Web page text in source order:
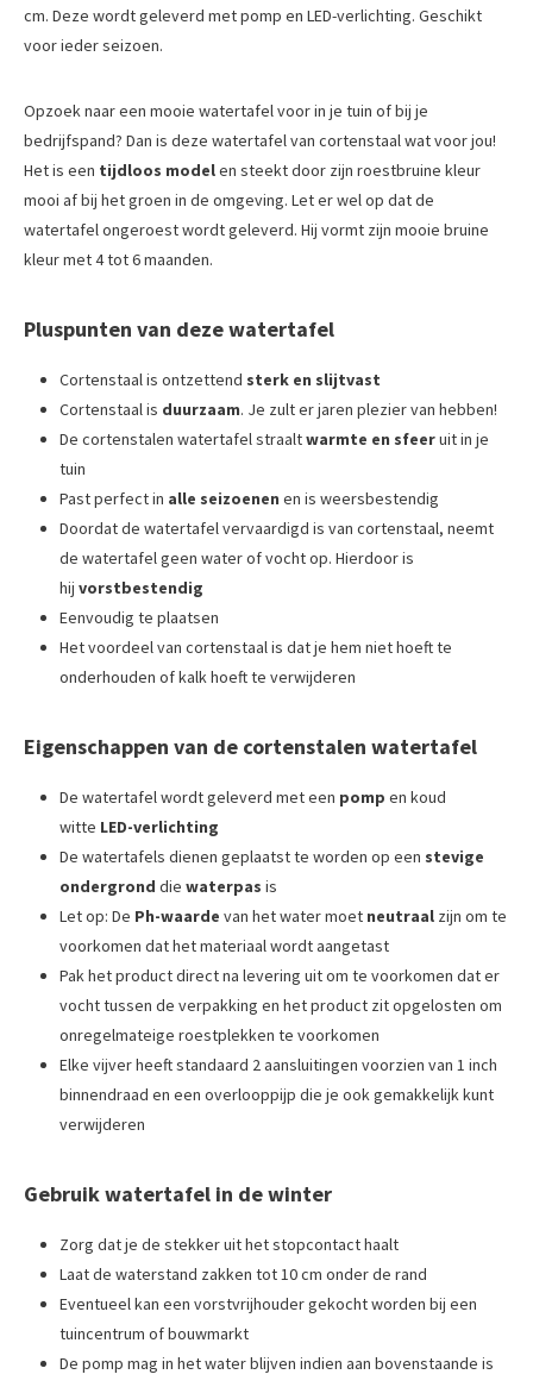
cm. Deze wordt geleverd met pomp en LED-verlichting. Geschikt
voor ieder seizoen.
Opzoek naar een mooie watertafel voor in je tuin of bij je
bedrijfspand? Dan is deze watertafel van cortenstaal wat voor jou!
Het is een tijdloos modelen steekt door zijn roestbruine kleur
mooi af bij het groen in de omgeving. Let er wel op dat de
watertafel ongeroest wordt geleverd. Hij vormt zijn mooie bruine
kleur met 4 tot 6 maanden.
Pluspunten van deze watertafel
Cortenstaal is ontzettend sterk en slijtvast
Cortenstaal is duurzaam. Je zult er jaren plezier van hebben!
De cortenstalen watertafel straaltwarmte en sfeeruit in je
tuin
Past perfect in alle seizoenen en is weersbestendig
Doordat de watertafel vervaardigd is van cortenstaal, neemt
de watertafel geen water of vocht op. Hierdoor is
hij vorstbestendig
Eenvoudig te plaatsen
Het voordeel van cortenstaal is dat je hem niet hoeft te
onderhouden of kalk hoeft te verwijderen
Eigenschappen van de cortenstalen watertafel
De watertafel wordt geleverd met een pomp en koud
witte LED-verlichting
De watertafels dienen geplaatst te worden op een stevige
ondergrond die waterpas is
Let op: De Ph-waarde van het water moet neutraal zijn om te
voorkomen dat het materiaal wordt aangetast
Pak het product direct na levering uit om te voorkomen dat er
vocht tussen de verpakking en het product zit opgelosten om
onregelmateige roestplekken te voorkomen
Elke vijver heeft standaard 2 aansluitingen voorzien van 1 inch
binnendraad en een overlooppijp die je ook gemakkelijk kunt
verwijderen
Gebruik watertafel in de winter
Zorg dat je de stekker uit het stopcontact haalt
Laat de waterstand zakken tot 10 cm onder de rand
Eventueel kan een vorstvrijhouder gekocht worden bij een
tuincentrum of bouwmarkt
De pomp mag in het water blijven indien aan bovenstaande is